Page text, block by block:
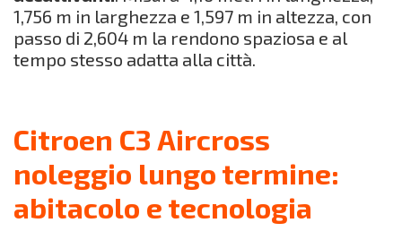
1,756 m in larghezza e 1,597 m in altezza, con
passo di 2,604 m la rendono spaziosa e al
tempo stesso adatta alla città.
Citroen C3 Aircross
noleggio lungo termine:
abitacolo e tecnologia